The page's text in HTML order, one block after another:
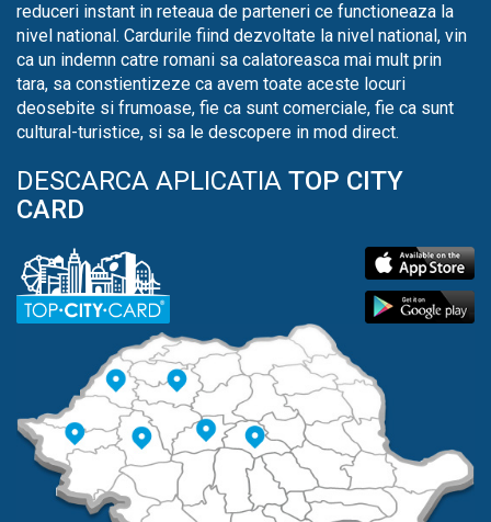
reduceri instant in reteaua de parteneri ce functioneaza la
nivel national. Cardurile fiind dezvoltate la nivel national, vin
ca un indemn catre romani sa calatoreasca mai mult prin
tara, sa constientizeze ca avem toate aceste locuri
deosebite si frumoase, fie ca sunt comerciale, fie ca sunt
cultural-turistice, si sa le descopere in mod direct.
DESCARCA APLICATIA TOP CITY
CARD